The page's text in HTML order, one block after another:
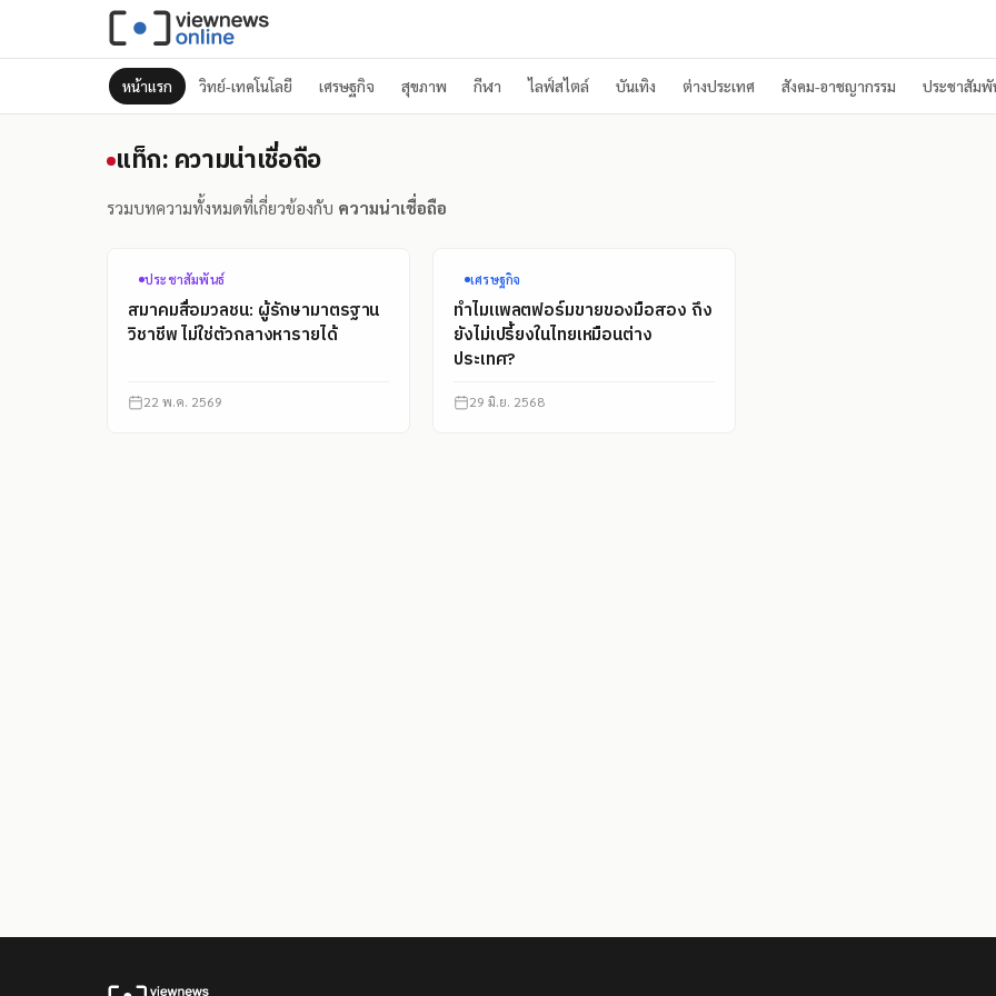
หน้าแรก วิทย์-เทคโนโลยี เศรษฐกิจ สุขภาพ กีฬา ไลฟ์สไตล์ บันเทิง ต่างประเทศ สังคม-อาชญากรรม ประชาสัมพั
แท็ก: ความน่าเชื่อถือ
แท็ก: ความน่าเชื่อถือ
รวมบทความทั้งหมดที่เกี่ยวข้องกับ ความน่าเชื่อถือ
ประชาสัมพันธ์
สมาคมสื่อมวลชน: ผู้รักษามาตรฐาน
วิชาชีพ ไม่ใช่ตัวกลางหารายได้
22 พ.ค. 2569
เศรษฐกิจ
ทำไมแพลตฟอร์มขายของมือสอง ถึง
ยังไม่เปรี้ยงในไทยเหมือนต่าง
ประเทศ?
29 มิ.ย. 2568